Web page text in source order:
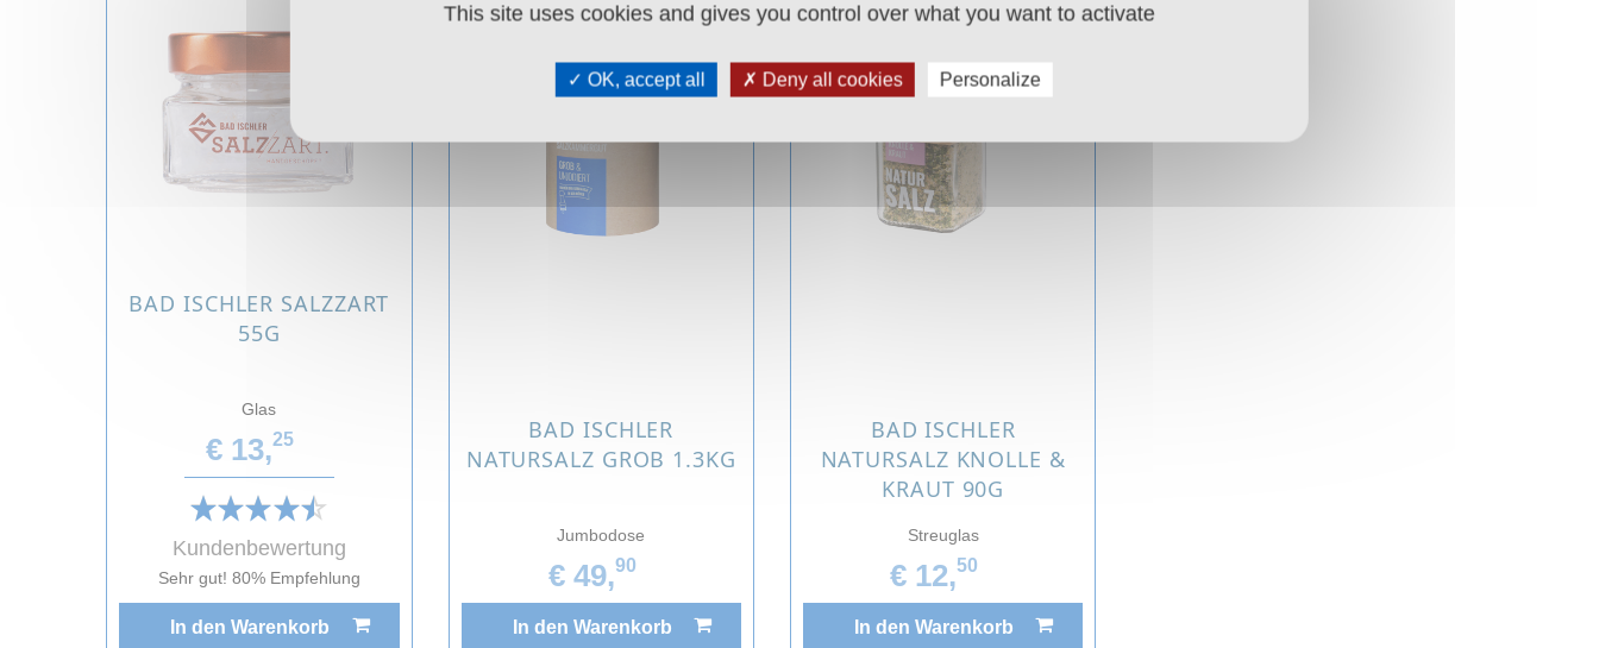
BAD ISCHLER SALZZART
55G
Glas
€ 13,25
Kundenbewertung
Sehr gut! 80% Empfehlung
In den Warenkorb
BAD ISCHLER
NATURSALZ GROB 1.3KG
Jumbodose
€ 49,90
In den Warenkorb
BAD ISCHLER
NATURSALZ KNOLLE &
KRAUT 90G
Streuglas
€ 12,50
In den Warenkorb
This site uses cookies and gives you control over what you want to activate
OK, accept all Deny all cookies Personalize